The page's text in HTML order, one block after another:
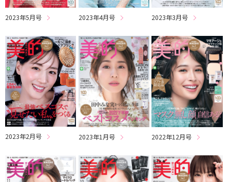
2023年5月号 2023年4月号 2023年3月号
2023年2月号 2023年1月号 2022年12月号